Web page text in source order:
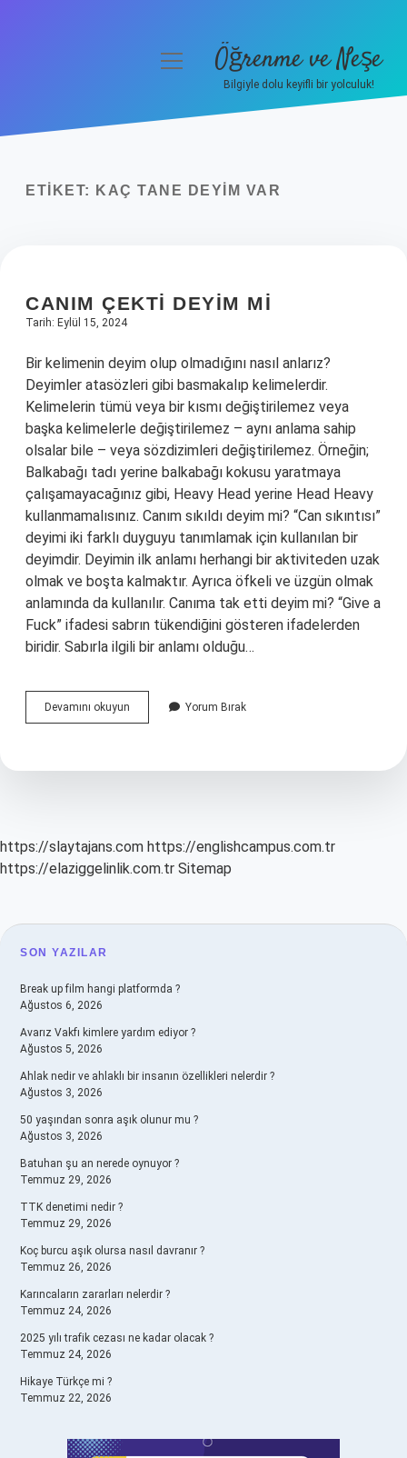
Yasal Uyarı
menüyüÖğrenme ve Neşe
Bilgiyle dolu keyifli bir yolculuk!
ETIKET: KAÇ TANE DEYIM VAR
CANIM ÇEKTI DEYIM MI
Tarih: Eylül 15, 2024
Bir kelimenin deyim olup olmadığını nasıl anlarız?
Deyimler atasözleri gibi basmakalıp kelimelerdir.
Kelimelerin tümü veya bir kısmı değiştirilemez veya
başka kelimelerle değiştirilemez – aynı anlama sahip
olsalar bile – veya sözdizimleri değiştirilemez. Örneğin;
Balkabağı tadı yerine balkabağı kokusu yaratmaya
çalışamayacağınız gibi, Heavy Head yerine Head Heavy
kullanmamalısınız. Canım sıkıldı deyim mi? “Can sıkıntısı”
deyimi iki farklı duyguyu tanımlamak için kullanılan bir
deyimdir. Deyimin ilk anlamı herhangi bir aktiviteden uzak
olmak ve boşta kalmaktır. Ayrıca öfkeli ve üzgün olmak
anlamında da kullanılır. Canıma tak etti deyim mi? “Give a
Fuck” ifadesi sabrın tükendiğini gösteren ifadelerden
biridir. Sabırla ilgili bir anlamı olduğu…
Devamını okuyun
Çekti
Yorum Bırak
https://slaytajans.com https://englishcampus.com.tr
https://elaziggelinlik.com.tr Sitemap
SIDEBAR
SON YAZILAR
Break up film hangi platformda ?
Ağustos 6, 2026
Avarız Vakfı kimlere yardım ediyor ?
Ağustos 5, 2026
Ahlak nedir ve ahlaklı bir insanın özellikleri nelerdir ?
Ağustos 3, 2026
50 yaşından sonra aşık olunur mu ?
Ağustos 3, 2026
Batuhan şu an nerede oynuyor ?
Temmuz 29, 2026
TTK denetimi nedir ?
Temmuz 29, 2026
Koç burcu aşık olursa nasıl davranır ?
Temmuz 26, 2026
Karıncaların zararları nelerdir ?
Temmuz 24, 2026
2025 yılı trafik cezası ne kadar olacak ?
Temmuz 24, 2026
Hikaye Türkçe mi ?
Temmuz 22, 2026